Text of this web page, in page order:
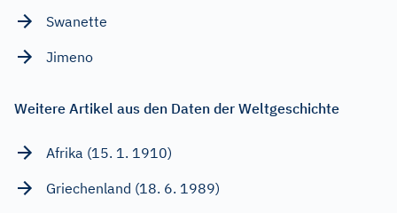
Swanette
Jimeno
Weitere Artikel aus den Daten der Weltgeschichte
Afrika (15. 1. 1910)
Griechenland (18. 6. 1989)